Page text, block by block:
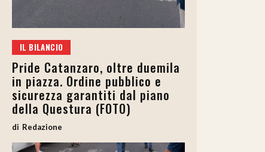
IL BILANCIO
Pride Catanzaro, oltre duemila
in piazza. Ordine pubblico e
sicurezza garantiti dal piano
della Questura (FOTO)
Redazione